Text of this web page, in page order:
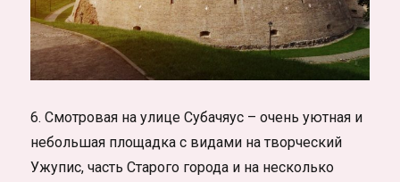
6. Смотровая на улице Субачяус – очень уютная и
небольшая площадка с видами на творческий
Ужупис, часть Старого города и на несколько